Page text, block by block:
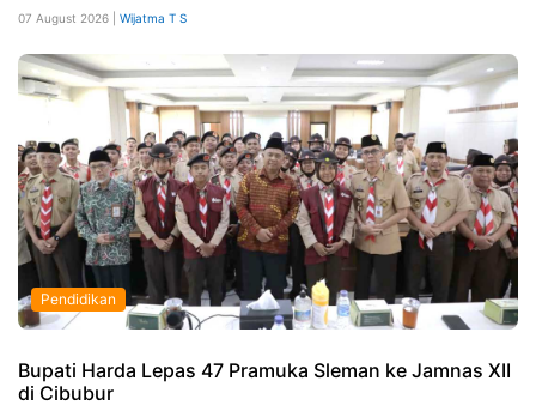
07 August 2026 | Wijatma T S
Pendidikan
Bupati Harda Lepas 47 Pramuka Sleman ke Jamnas XII
di Cibubur